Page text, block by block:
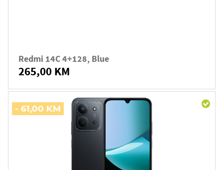
Redmi 14C 4+128, Blue
265,00 KM
- 61,00 KM